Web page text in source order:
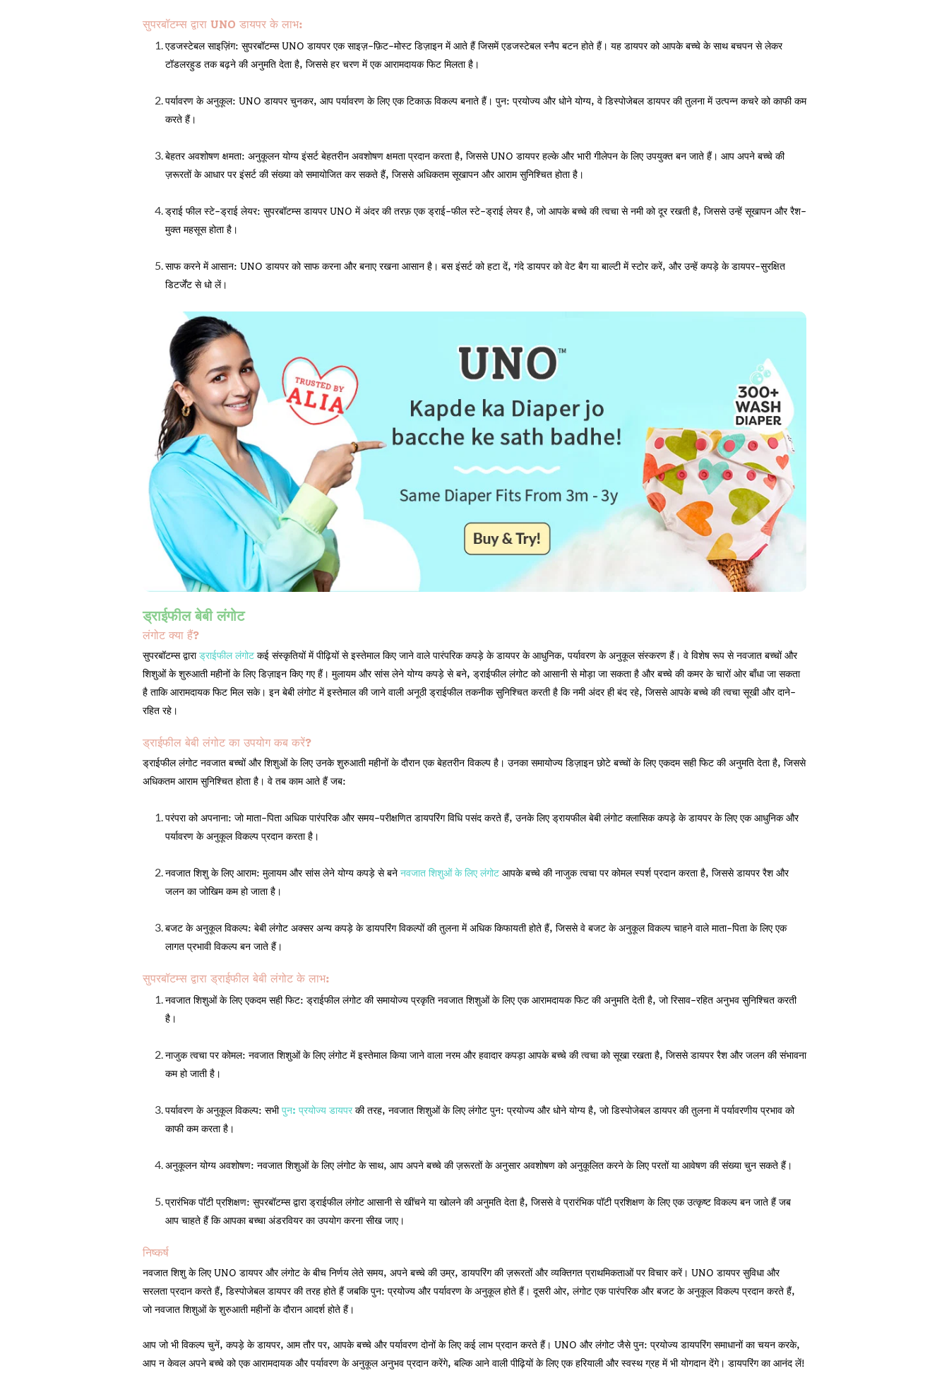
सुपरबॉटम्स द्वारा UNO डायपर के लाभ:
एडजस्टेबल साइज़िंग: सुपरबॉटम्स UNO डायपर एक साइज़-फ़िट-मोस्ट डिज़ाइन में आते हैं जिसमें एडजस्टेबल स्नैप बटन होते हैं। यह डायपर को आपके बच्चे के साथ बचपन से लेकर
टॉडलरहुड तक बढ़ने की अनुमति देता है, जिससे हर चरण में एक आरामदायक फिट मिलता है।
पर्यावरण के अनुकूल: UNO डायपर चुनकर, आप पर्यावरण के लिए एक टिकाऊ विकल्प बनाते हैं। पुन: प्रयोज्य और धोने योग्य, वे डिस्पोजेबल डायपर की तुलना में उत्पन्न कचरे को काफी कम
करते हैं।
बेहतर अवशोषण क्षमता: अनुकूलन योग्य इंसर्ट बेहतरीन अवशोषण क्षमता प्रदान करता है, जिससे UNO डायपर हल्के और भारी गीलेपन के लिए उपयुक्त बन जाते हैं। आप अपने बच्चे की
ज़रूरतों के आधार पर इंसर्ट की संख्या को समायोजित कर सकते हैं, जिससे अधिकतम सूखापन और आराम सुनिश्चित होता है।
ड्राई फील स्टे-ड्राई लेयर: सुपरबॉटम्स डायपर UNO में अंदर की तरफ़ एक ड्राई-फील स्टे-ड्राई लेयर है, जो आपके बच्चे की त्वचा से नमी को दूर रखती है, जिससे उन्हें सूखापन और रैश-
मुक्त महसूस होता है।
साफ करने में आसान: UNO डायपर को साफ करना और बनाए रखना आसान है। बस इंसर्ट को हटा दें, गंदे डायपर को वेट बैग या बाल्टी में स्टोर करें, और उन्हें कपड़े के डायपर-सुरक्षित
डिटर्जेंट से धो लें।
ड्राईफील बेबी लंगोट
लंगोट क्या हैं?
सुपरबॉटम्स द्वाराड्राईफील लंगोटकई संस्कृतियों में पीढ़ियों से इस्तेमाल किए जाने वाले पारंपरिक कपड़े के डायपर के आधुनिक, पर्यावरण के अनुकूल संस्करण हैं। वे विशेष रूप से नवजात बच्चों और
शिशुओं के शुरुआती महीनों के लिए डिज़ाइन किए गए हैं। मुलायम और सांस लेने योग्य कपड़े से बने, ड्राईफील लंगोट को आसानी से मोड़ा जा सकता है और बच्चे की कमर के चारों ओर बाँधा जा सकता
है ताकि आरामदायक फिट मिल सके। इन बेबी लंगोट में इस्तेमाल की जाने वाली अनूठी ड्राईफील तकनीक सुनिश्चित करती है कि नमी अंदर ही बंद रहे, जिससे आपके बच्चे की त्वचा सूखी और दाने-
रहित रहे।
ड्राईफील बेबी लंगोट का उपयोग कब करें?
ड्राईफील लंगोट नवजात बच्चों और शिशुओं के लिए उनके शुरुआती महीनों के दौरान एक बेहतरीन विकल्प है। उनका समायोज्य डिज़ाइन छोटे बच्चों के लिए एकदम सही फिट की अनुमति देता है, जिससे
अधिकतम आराम सुनिश्चित होता है। वे तब काम आते हैं जब:
परंपरा को अपनाना: जो माता-पिता अधिक पारंपरिक और समय-परीक्षणित डायपरिंग विधि पसंद करते हैं, उनके लिए ड्रायफील बेबी लंगोट क्लासिक कपड़े के डायपर के लिए एक आधुनिक और
पर्यावरण के अनुकूल विकल्प प्रदान करता है।
नवजात शिशु के लिए आराम: मुलायम और सांस लेने योग्य कपड़े से बने नवजात शिशुओं के लिए लंगोटआपके बच्चे की नाजुक त्वचा पर कोमल स्पर्श प्रदान करता है, जिससे डायपर रैश और
जलन का जोखिम कम हो जाता है।
बजट के अनुकूल विकल्प: बेबी लंगोट अक्सर अन्य कपड़े के डायपरिंग विकल्पों की तुलना में अधिक किफायती होते हैं, जिससे वे बजट के अनुकूल विकल्प चाहने वाले माता-पिता के लिए एक
लागत प्रभावी विकल्प बन जाते हैं।
सुपरबॉटम्स द्वारा ड्राईफील बेबी लंगोट के लाभ:
नवजात शिशुओं के लिए एकदम सही फिट: ड्राईफील लंगोट की समायोज्य प्रकृति नवजात शिशुओं के लिए एक आरामदायक फिट की अनुमति देती है, जो रिसाव-रहित अनुभव सुनिश्चित करती
है।
नाजुक त्वचा पर कोमल: नवजात शिशुओं के लिए लंगोट में इस्तेमाल किया जाने वाला नरम और हवादार कपड़ा आपके बच्चे की त्वचा को सूखा रखता है, जिससे डायपर रैश और जलन की संभावना
कम हो जाती है।
पर्यावरण के अनुकूल विकल्प: सभीपुन: प्रयोज्य डायपरकी तरह, नवजात शिशुओं के लिए लंगोट पुन: प्रयोज्य और धोने योग्य है, जो डिस्पोजेबल डायपर की तुलना में पर्यावरणीय प्रभाव को
काफी कम करता है।
अनुकूलन योग्य अवशोषण: नवजात शिशुओं के लिए लंगोट के साथ, आप अपने बच्चे की ज़रूरतों के अनुसार अवशोषण को अनुकूलित करने के लिए परतों या आवेषण की संख्या चुन सकते हैं।
प्रारंभिक पॉटी प्रशिक्षण: सुपरबॉटम्स द्वारा ड्राईफील लंगोट आसानी से खींचने या खोलने की अनुमति देता है, जिससे वे प्रारंभिक पॉटी प्रशिक्षण के लिए एक उत्कृष्ट विकल्प बन जाते हैं जब
आप चाहते हैं कि आपका बच्चा अंडरवियर का उपयोग करना सीख जाए।
निष्कर्ष
नवजात शिशु के लिए UNO डायपर और लंगोट के बीच निर्णय लेते समय, अपने बच्चे की उम्र, डायपरिंग की ज़रूरतों और व्यक्तिगत प्राथमिकताओं पर विचार करें। UNO डायपर सुविधा और
सरलता प्रदान करते हैं, डिस्पोजेबल डायपर की तरह होते हैं जबकि पुन: प्रयोज्य और पर्यावरण के अनुकूल होते हैं। दूसरी ओर, लंगोट एक पारंपरिक और बजट के अनुकूल विकल्प प्रदान करते हैं,
जो नवजात शिशुओं के शुरुआती महीनों के दौरान आदर्श होते हैं।
आप जो भी विकल्प चुनें, कपड़े के डायपर, आम तौर पर, आपके बच्चे और पर्यावरण दोनों के लिए कई लाभ प्रदान करते हैं। UNO और लंगोट जैसे पुन: प्रयोज्य डायपरिंग समाधानों का चयन करके,
आप न केवल अपने बच्चे को एक आरामदायक और पर्यावरण के अनुकूल अनुभव प्रदान करेंगे, बल्कि आने वाली पीढ़ियों के लिए एक हरियाली और स्वस्थ ग्रह में भी योगदान देंगे। डायपरिंग का आनंद लें!